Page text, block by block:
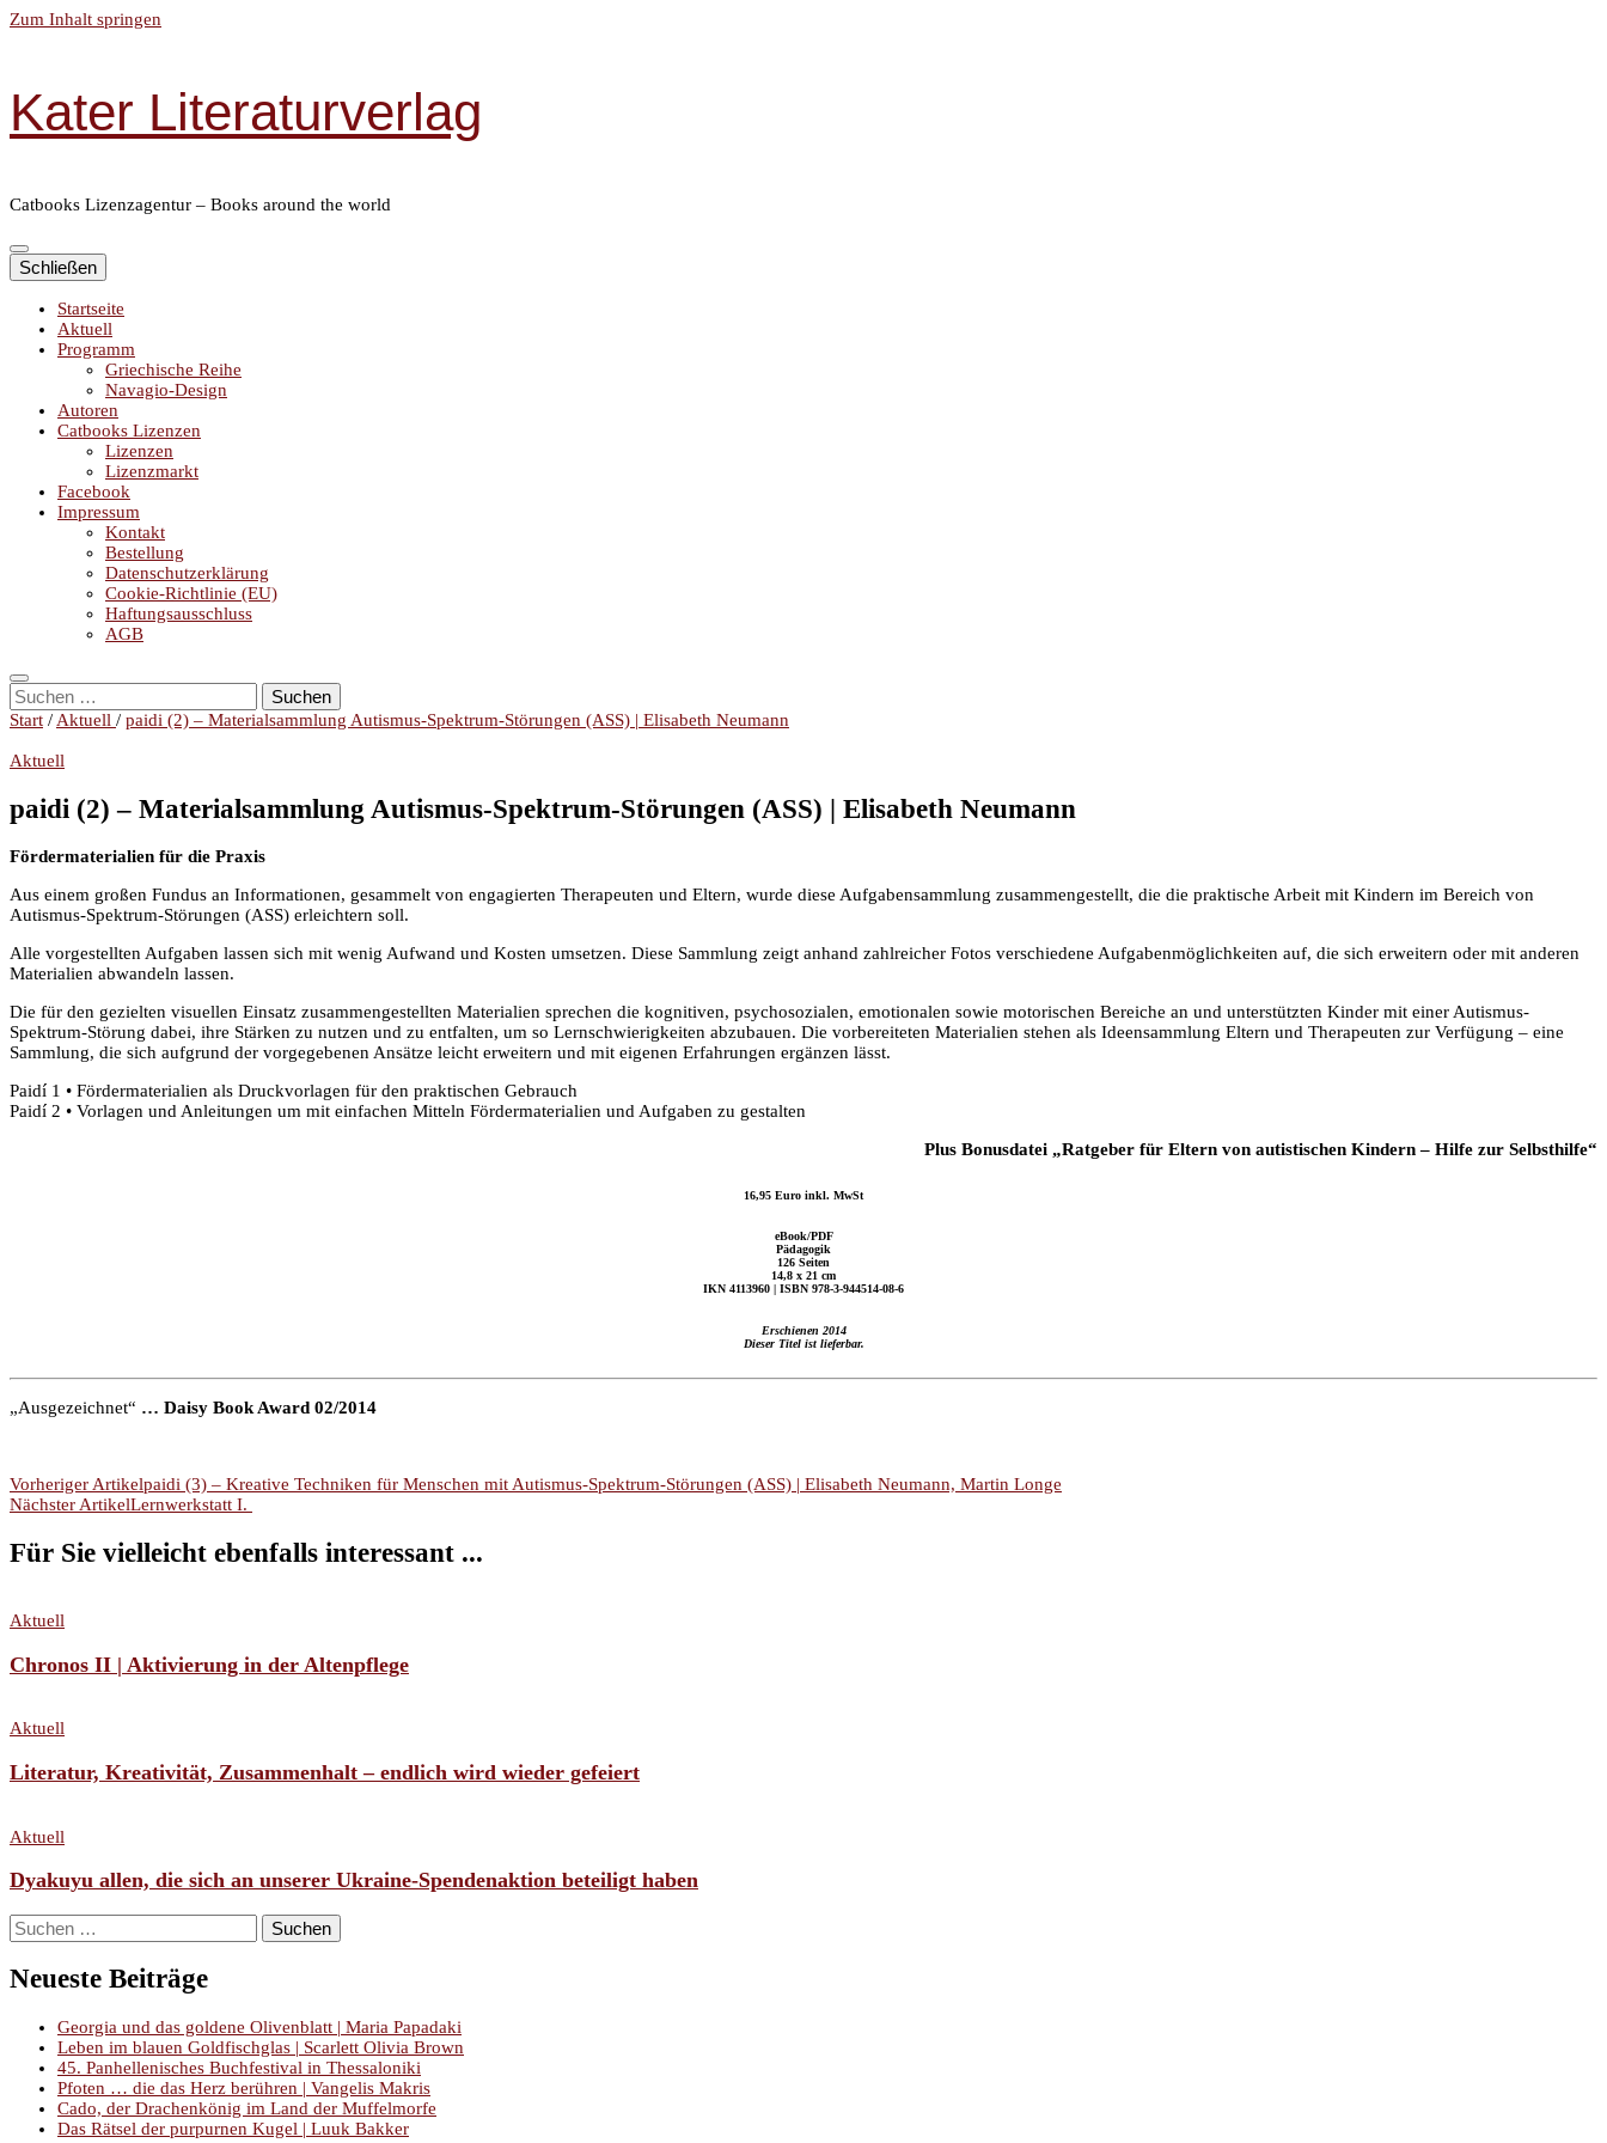
Zum Inhalt springen
Kater Literaturverlag
Catbooks Lizenzagentur – Books around the world
Schließen
Startseite
Aktuell
Programm
Griechische Reihe
Navagio-Design
Autoren
Catbooks Lizenzen
Lizenzen
Lizenzmarkt
Facebook
Impressum
Kontakt
Bestellung
Datenschutzerklärung
Cookie-Richtlinie (EU)
Haftungsausschluss
AGB
Suchen
nach:
Start / Aktuell / paidi (2) – Materialsammlung Autismus-Spektrum-Störungen (ASS) | Elisabeth Neumann
Aktuell
paidi (2) – Materialsammlung Autismus-Spektrum-Störungen (ASS) | Elisabeth Neumann
Fördermaterialien für die Praxis
Aus einem großen Fundus an Informationen, gesammelt von engagierten Therapeuten und Eltern, wurde diese Aufgabensammlung zusammengestellt, die die praktische Arbeit mit Kindern im Bereich von
Autismus-Spektrum-Störungen (ASS) erleichtern soll.
Alle vorgestellten Aufgaben lassen sich mit wenig Aufwand und Kosten umsetzen. Diese Sammlung zeigt anhand zahlreicher Fotos verschiedene Aufgabenmöglichkeiten auf, die sich erweitern oder mit anderen
Materialien abwandeln lassen.
Die für den gezielten visuellen Einsatz zusammengestellten Materialien sprechen die kognitiven, psychosozialen, emotionalen sowie motorischen Bereiche an und unterstützten Kinder mit einer Autismus-
Spektrum-Störung dabei, ihre Stärken zu nutzen und zu entfalten, um so Lernschwierigkeiten abzubauen. Die vorbereiteten Materialien stehen als Ideensammlung Eltern und Therapeuten zur Verfügung – eine
Sammlung, die sich aufgrund der vorgegebenen Ansätze leicht erweitern und mit eigenen Erfahrungen ergänzen lässt.
Paidí 1 • Fördermaterialien als Druckvorlagen für den praktischen Gebrauch
Paidí 2 • Vorlagen und Anleitungen um mit einfachen Mitteln Fördermaterialien und Aufgaben zu gestalten
Plus Bonusdatei „Ratgeber für Eltern von autistischen Kindern – Hilfe zur Selbsthilfe“
16,95 Euro inkl. MwSt
eBook/PDF
Pädagogik
126 Seiten
14,8 x 21 cm
IKN 4113960 | ISBN 978-3-944514-08-6
Erschienen 2014
Dieser Titel ist lieferbar.
„Ausgezeichnet“ … Daisy Book Award 02/2014
Beitragsnavigation
Vorheriger Artikelpaidi (3) – Kreative Techniken für Menschen mit Autismus-Spektrum-Störungen (ASS) | Elisabeth Neumann, Martin Longe
Nächster ArtikelLernwerkstatt I.
Für Sie vielleicht ebenfalls interessant ...
Aktuell
Chronos II | Aktivierung in der Altenpflege
Aktuell
Literatur, Kreativität, Zusammenhalt – endlich wird wieder gefeiert
Aktuell
Dyakuyu allen, die sich an unserer Ukraine-Spendenaktion beteiligt haben
Suchen
nach:
Neueste Beiträge
Georgia und das goldene Olivenblatt | Maria Papadaki
Leben im blauen Goldfischglas | Scarlett Olivia Brown
45. Panhellenisches Buchfestival in Thessaloniki
Pfoten … die das Herz berühren | Vangelis Makris
Cado, der Drachenkönig im Land der Muffelmorfe
Das Rätsel der purpurnen Kugel | Luuk Bakker